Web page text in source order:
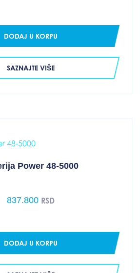
DODAJ U KORPU
SAZNAJTE VIŠE
Power 48-5000
837.800 RSD
DODAJ U KORPU